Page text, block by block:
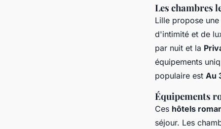
Les chambres
Lille propose
d'intimité et de
par nuit et la
équipements
populaire est Au
Équipements
Ces hôtels
séjour. Les